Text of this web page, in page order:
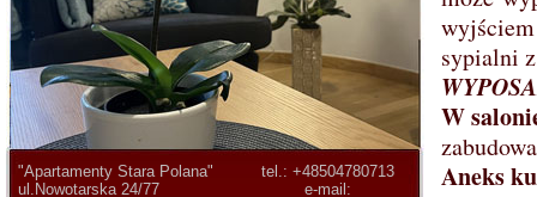
"Apartamenty Stara Polana"
ul.Nowotarska 24/77
tel.: +48504780713
e-mail:
wyjściem
sypialni
W
Aneks